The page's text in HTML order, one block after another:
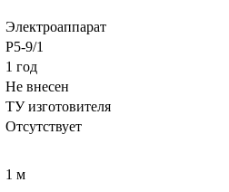
Электроаппарат
Р5-9/1
1 год
Не внесен
ТУ изготовителя
Отсутствует
1 м